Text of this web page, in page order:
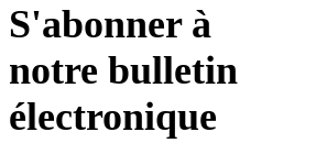
S'abonner à
notre bulletin
électronique